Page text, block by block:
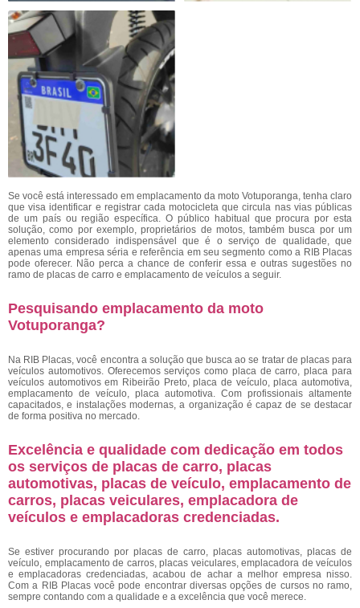
Se você está interessado em emplacamento da moto Votuporanga, tenha claro
que visa identificar e registrar cada motocicleta que circula nas vias públicas
de um país ou região específica. O público habitual que procura por esta
solução, como por exemplo, proprietários de motos, também busca por um
elemento considerado indispensável que é o serviço de qualidade, que
apenas uma empresa séria e referência em seu segmento como a RIB Placas
pode oferecer. Não perca a chance de conferir essa e outras sugestões no
ramo de placas de carro e emplacamento de veículos a seguir.
Pesquisando emplacamento da moto
Votuporanga?
Na RIB Placas, você encontra a solução que busca ao se tratar de placas para
veículos automotivos. Oferecemos serviços como placa de carro, placa para
veículos automotivos em Ribeirão Preto, placa de veículo, placa automotiva,
emplacamento de veículo, placa automotiva. Com profissionais altamente
capacitados, e instalações modernas, a organização é capaz de se destacar
de forma positiva no mercado.
Excelência e qualidade com dedicação em todos
os serviços de placas de carro, placas
automotivas, placas de veículo, emplacamento de
carros, placas veiculares, emplacadora de
veículos e emplacadoras credenciadas.
Se estiver procurando por placas de carro, placas automotivas, placas de
veículo, emplacamento de carros, placas veiculares, emplacadora de veículos
e emplacadoras credenciadas, acabou de achar a melhor empresa nisso.
Com a RIB Placas você pode encontrar diversas opções de cursos no ramo,
sempre contando com a qualidade e a excelência que você merece.